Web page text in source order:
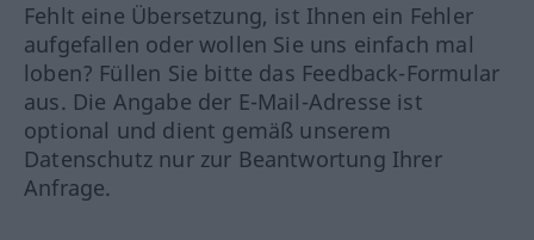
Fehlt eine Übersetzung, ist Ihnen ein Fehler
aufgefallen oder wollen Sie uns einfach mal
loben? Füllen Sie bitte das Feedback-Formular
aus. Die Angabe der E-Mail-Adresse ist
optional und dient gemäß unserem
Datenschutz nur zur Beantwortung Ihrer
Anfrage.